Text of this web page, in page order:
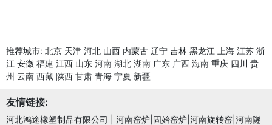
推荐城市: 北京 天津 河北 山西 内蒙古 辽宁 吉林 黑龙江 上海 江苏 浙
江 安徽 福建 江西 山东 河南 湖北 湖南 广东 广西 海南 重庆 四川 贵
州 云南 西藏 陕西 甘肃 青海 宁夏 新疆
友情链接:
河北鸿途橡塑制品有限公司
河南窑炉|固始窑炉|河南旋转窑|河南隧